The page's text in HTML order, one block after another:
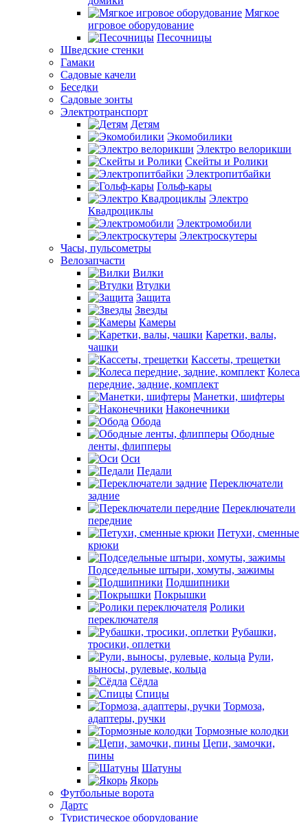
Мягкое
игровое оборудование
Песочницы
Шведские стенки
Гамаки
Садовые качели
Беседки
Садовые зонты
Электротранспорт
Детям
Экомобилики
Электро велорикши
Скейты и Ролики
Электропитбайки
Гольф-кары
Электро
Квадроциклы
Электромобили
Электроскутеры
Часы, пульсометры
Велозапчасти
Вилки
Втулки
Защита
Звезды
Камеры
Каретки, валы,
чашки
Кассеты, трещетки
Колеса
передние, задние, комплект
Манетки, шифтеры
Наконечники
Обода
Ободные
ленты, флипперы
Оси
Педали
Переключатели
задние
Переключатели
передние
Петухи, сменные
крюки
Подседельные штыри, хомуты, зажимы
Подшипники
Покрышки
Ролики
переключателя
Рубашки,
тросики, оплетки
Рули,
выносы, рулевые, кольца
Сёдла
Спицы
Тормоза,
адаптеры, ручки
Тормозные колодки
Цепи, замочки,
пины
Шатуны
Якорь
Футбольные ворота
Дартс
Туристическое оборудование